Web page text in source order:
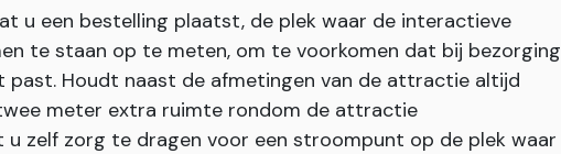
u een bestelling plaatst, de plek waar de interactieve
te staan op te meten, om te voorkomen dat bij bezorging
Houdt naast de afmetingen van de attractie altijd
meter extra ruimte rondom de attractie
u zelf zorg te dragen voor een stroompunt op de plek waar